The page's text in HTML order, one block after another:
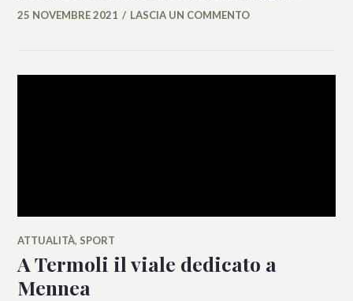
MARIANNA
25 NOVEMBRE 2021 LASCIA UN COMMENTO
ATTUALITÀ, SPORT
A Termoli il viale dedicato a
Mennea